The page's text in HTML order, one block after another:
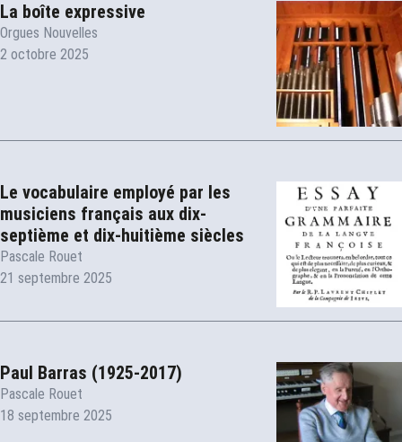
La boîte expressive
Orgues Nouvelles
2 octobre 2025
Le vocabulaire employé par les
musiciens français aux dix-
septième et dix-huitième siècles
Pascale Rouet
21 septembre 2025
Paul Barras (1925-2017)
Pascale Rouet
18 septembre 2025